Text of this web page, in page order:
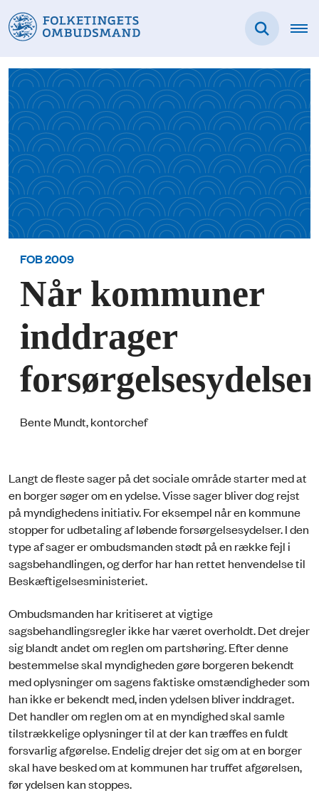
FOB 2009
Når kommuner
inddrager
forsørgelsesydelser
Bente Mundt, kontorchef
Langt de fleste sager på det sociale område starter med at
en borger søger om en ydelse. Visse sager bliver dog rejst
på myndighedens initiativ. For eksempel når en kommune
stopper for udbetaling af løbende forsørgelsesydelser. I den
type af sager er ombudsmanden stødt på en række fejl i
sagsbehandlingen, og derfor har han rettet henvendelse til
Beskæftigelsesministeriet.
Ombudsmanden har kritiseret at vigtige
sagsbehandlingsregler ikke har været overholdt. Det drejer
sig blandt andet om reglen om partshøring. Efter denne
bestemmelse skal myndigheden gøre borgeren bekendt
med oplysninger om sagens faktiske omstændigheder som
han ikke er bekendt med, inden ydelsen bliver inddraget.
Det handler om reglen om at en myndighed skal samle
tilstrækkelige oplysninger til at der kan træffes en fuldt
forsvarlig afgørelse. Endelig drejer det sig om at en borger
skal have besked om at kommunen har truffet afgørelsen,
før ydelsen kan stoppes.